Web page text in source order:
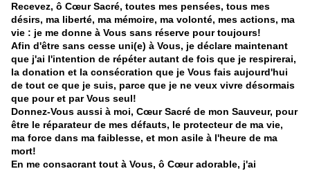
Recevez, ô Cœur Sacré, toutes mes pensées, tous mes
désirs, ma liberté, ma mémoire, ma volonté, mes actions, ma
vie : je me donne à Vous sans réserve pour toujours!
Afin d'être sans cesse uni(e) à Vous, je déclare maintenant
que j'ai l'intention de répéter autant de fois que je respirerai,
la donation et la consécration que je Vous fais aujourd'hui
de tout ce que je suis, parce que je ne veux vivre désormais
que pour et par Vous seul!
Donnez-Vous aussi à moi, Cœur Sacré de mon Sauveur, pour
être le réparateur de mes défauts, le protecteur de ma vie,
ma force dans ma faiblesse, et mon asile à l'heure de ma
mort!
En me consacrant tout à Vous, ô Cœur adorable, j'ai